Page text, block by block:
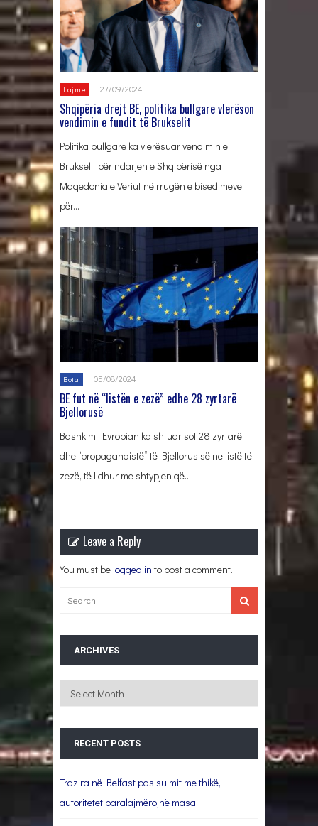
Lajme 27/09/2024
Shqipëria drejt BE, politika bullgare vlerëson
vendimin e fundit të Brukselit
Politika bullgare ka vlerësuar vendimin e
Brukselit për ndarjen e Shqipërisë nga
Maqedonia e Veriut në rrugën e bisedimeve
për…
Bota 05/08/2024
BE fut në “listën e zezë” edhe 28 zyrtarë
Bjellorusë
Bashkimi Evropian ka shtuar sot 28 zyrtarë
dhe “propagandistë” të Bjellorusisë në listë të
zezë, të lidhur me shtypjen që…
Leave a Reply
You must be logged in to post a comment.
ARCHIVES
Archives
RECENT POSTS
Trazira në Belfast pas sulmit me thikë,
autoritetet paralajmërojnë masa